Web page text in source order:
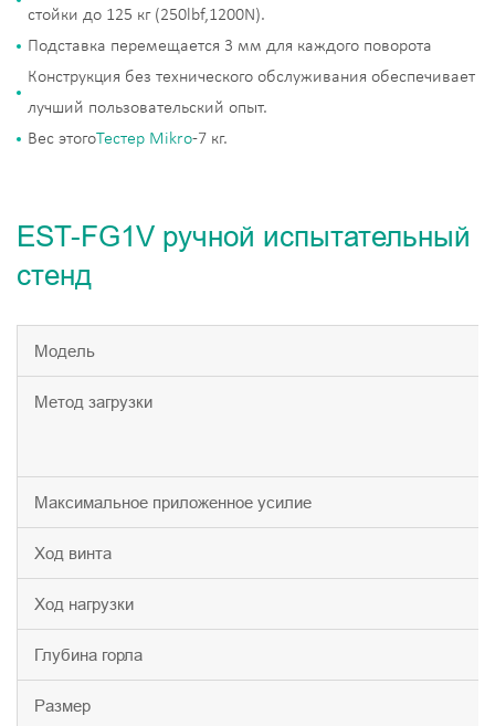
стойки до 125 кг (250lbf,1200N).
Подставка перемещается 3 мм для каждого поворота
Конструкция без технического обслуживания обеспечивает
лучший пользовательский опыт.
Вес этогоТестер Mikro-7 кг.
EST-FG1V ручной испытательный
стенд
Модель
Метод загрузки
Максимальное приложенное усилие
Ход винта
Ход нагрузки
Глубина горла
Размер